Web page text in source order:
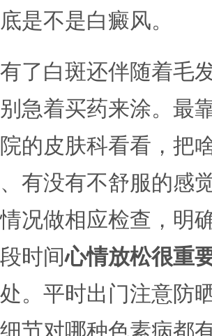
是不是白癜风。
了白斑还伴随着毛
急着买药来涂。最
的皮肤科看看，把
有没有不舒服的感
况做相应检查，明
时间心情放松很重
。平时出门注意防
节对哪种色素病都